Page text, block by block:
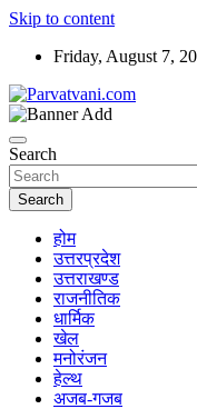
Skip to content
Friday, August 7,
Parvatvani.com
Search
Search
होम
उत्तरप्रदेश
उत्तराखण्ड
राजनीतिक
धार्मिक
खेल
मनोरंजन
हेल्थ
अजब-गजब